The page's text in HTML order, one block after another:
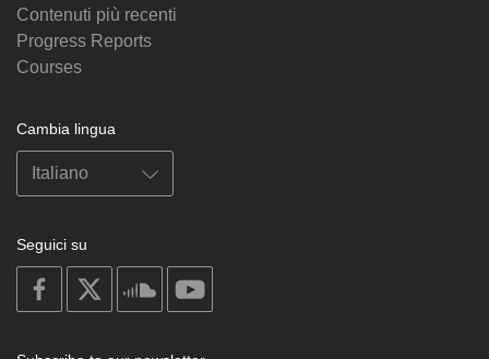
Contenuti più recenti
Progress Reports
Courses
Cambia lingua
Seguici su
on
facebook
soundcloud